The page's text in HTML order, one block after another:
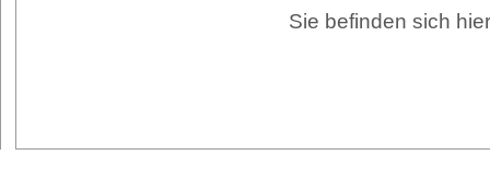
Sie befinden sich